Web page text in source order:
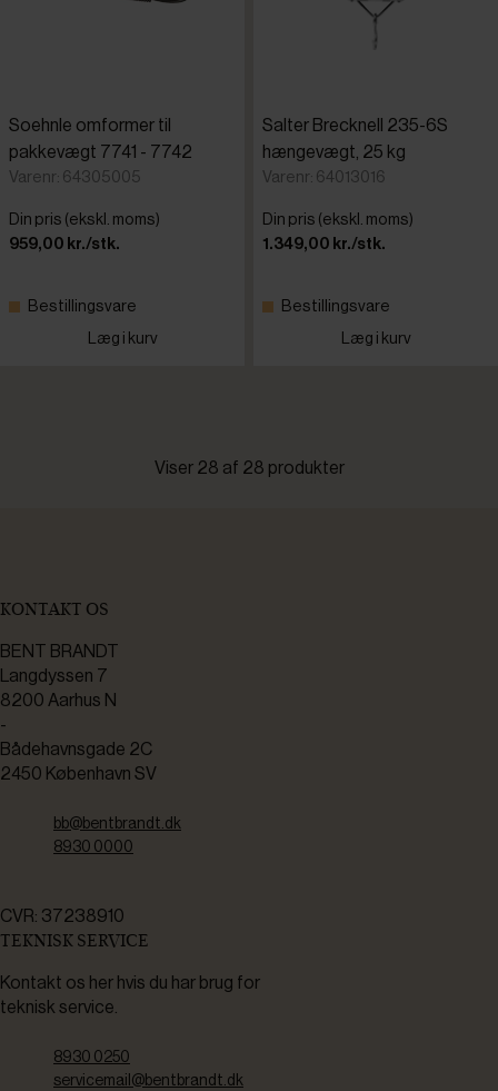
Soehnle omformer til
pakkevægt 7741 - 7742
Varenr: 64305005
Din pris (ekskl. moms)
959,00 kr./stk.
Bestillingsvare
Læg i kurv
Salter Brecknell 235-6S
hængevægt, 25 kg
Varenr: 64013016
Din pris (ekskl. moms)
1.349,00 kr./stk.
Bestillingsvare
Læg i kurv
Viser 28 af 28 produkter
KONTAKT OS
BENT BRANDT
Langdyssen 7
8200 Aarhus N
-
Bådehavnsgade 2C
2450 København SV
bb@bentbrandt.dk
8930 0000
CVR: 37238910
TEKNISK SERVICE
Kontakt os her hvis du har brug for
teknisk service.
8930 0250
servicemail@bentbrandt.dk